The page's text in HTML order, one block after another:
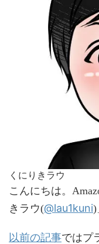
くにりきラウ
こんにちは。
きラウ(@lau1kuni)
以前の記事ではプ